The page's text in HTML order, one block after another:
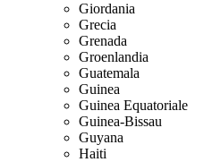
Giordania
Grecia
Grenada
Groenlandia
Guatemala
Guinea
Guinea Equatoriale
Guinea-Bissau
Guyana
Haiti